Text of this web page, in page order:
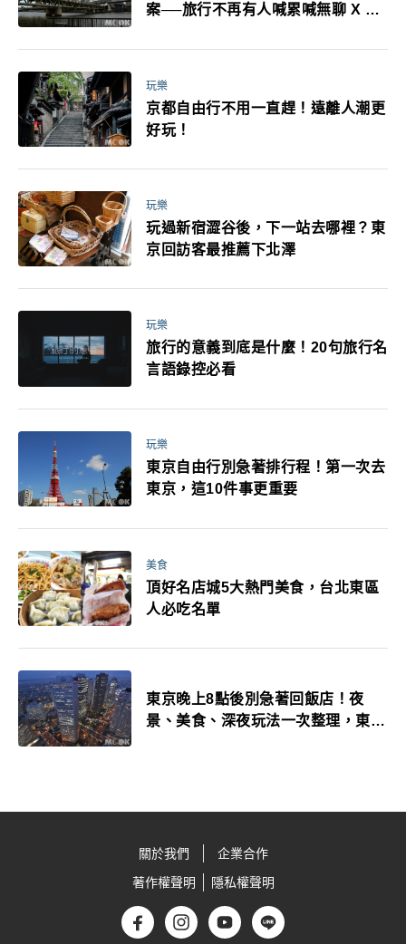
案──旅行不再有人喊累喊無聊 X 爸
玩樂
京都自由行不用一直趕！遠離人潮更
好玩！
玩樂
玩過新宿澀谷後，下一站去哪裡？東
京回訪客最推薦下北澤
玩樂
旅行的意義到底是什麼！20句旅行名
言語錄控必看
玩樂
東京自由行別急著排行程！第一次去
東京，這10件事更重要
美食
頂好名店城5大熱門美食，台北東區
人必吃名單
東京晚上8點後別急著回飯店！夜
景、美食、深夜玩法一次整理，東京
關於我們
企業合作
著作權聲明
隱私權聲明